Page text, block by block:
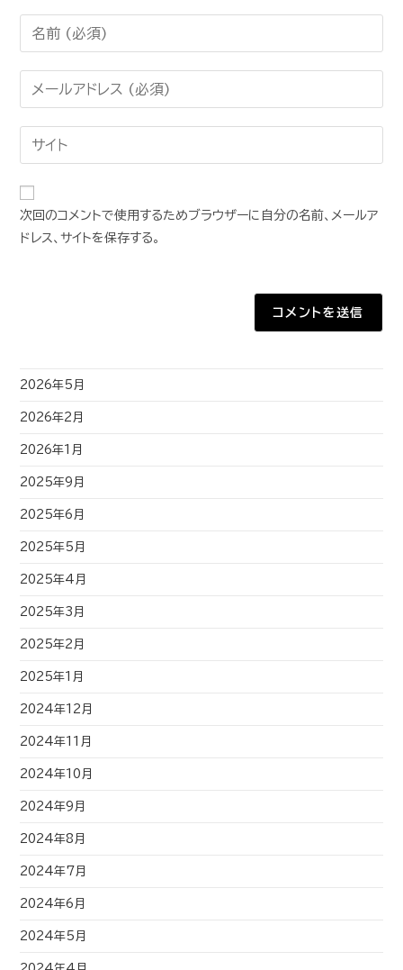
次回のコメントで使用するためブラウザーに自分の名前、メールア
ドレス、サイトを保存する。
2026年5月
2026年2月
2026年1月
2025年9月
2025年6月
2025年5月
2025年4月
2025年3月
2025年2月
2025年1月
2024年12月
2024年11月
2024年10月
2024年9月
2024年8月
2024年7月
2024年6月
2024年5月